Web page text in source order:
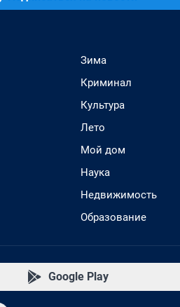
Зима
Криминал
Культура
Лето
Мой дом
Наука
Недвижимость
Образование
Google Play